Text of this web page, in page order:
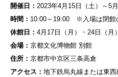
開催日： 2023年4月15日（土）～5月
時間： 10:00～19:00 ※入場は閉館
休館日： 4月17日（月）・24日（月
会場： 京都文化博物館 別館
住所： 京都市中京区三条高倉
アクセス： 地下鉄烏丸線または東